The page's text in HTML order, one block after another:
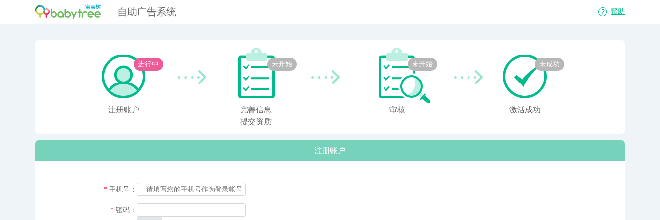
自助广告系统 帮助
注册账户
进行中
完善信息
提交资质
未开始
审核
未开始
激活成功
未成功
注册账户
* 手机号：
* 密码：